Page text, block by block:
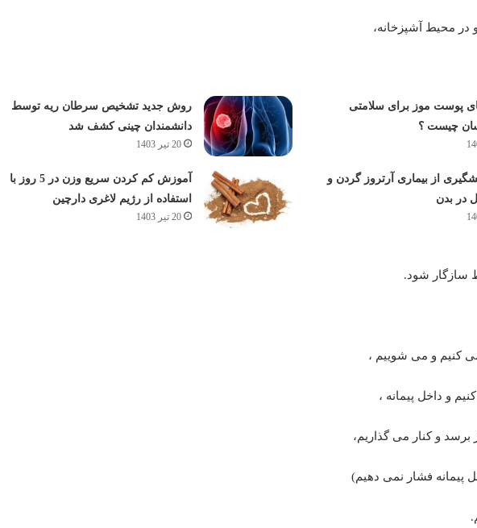
در محیط آشپزخانه،
پوست موز برای سلامتی
چیست ؟
روش جدید تشخیص سرطان ریه توسط
دانشمندان چینی کشف شد
20 تیر 1403
از بیماری آرتروز گردن و
در بدن
آموزش کم کردن سریع وزن در 5 روز با
استفاده از رژیم لاغری دارچین
20 تیر 1403
سازگار شود.
کنیم و می شوییم ،
و داخل پیمانه ،
برسد و کنار می گذاریم،
پیمانه فشار نمی دهیم)